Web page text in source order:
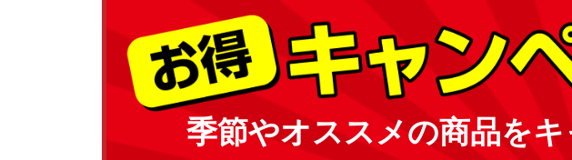
季節やオススメの商品を